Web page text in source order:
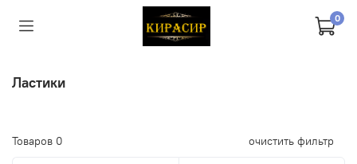
0
Ластики
Товаров 0 очистить фильтр